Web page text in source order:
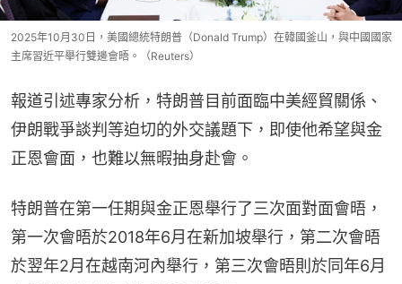
2025年10月30日，美國總統特朗普（Donald Trump）在韓國釜山，與中國國家
主席習近平舉行雙邊會晤。（Reuters）
報道引述專家分析，特朗普目前面臨中美經貿關係、
伊朗戰爭談判等迫切的外交議題下，即使他希望與金
正恩會面，也難以無暇抽身赴會。
特朗普在第一任期與金正恩舉行了三次面對面會晤，
第一次會晤於2018年6月在新加坡舉行，第二次會晤
於翌年2月在越南河內舉行，第三次會晤則於同年6月